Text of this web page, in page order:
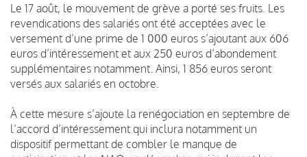
Le 17 août, le mouvement de grève a porté ses fruits. Les
revendications des salariés ont été acceptées avec le
versement d’une prime de 1 000 euros s’ajoutant aux 606
euros d’intéressement et aux 250 euros d’abondement
supplémentaires notamment. Ainsi, 1 856 euros seront
versés aux salariés en octobre.
À cette mesure s’ajoute la renégociation en septembre de
l’accord d’intéressement qui inclura notamment un
dispositif permettant de combler le manque de